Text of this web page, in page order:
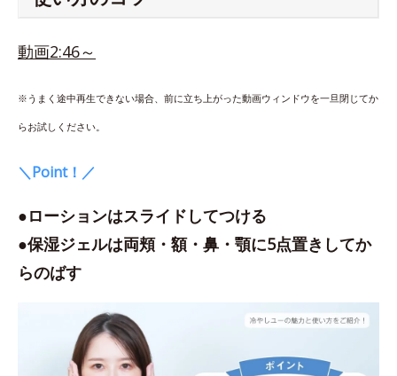
動画2:46～
※うまく途中再生できない場合、前に立ち上がった動画ウィンドウを一旦閉じてか
らお試しください。
＼Point！／
●ローションはスライドしてつける
●保湿ジェルは両頬・額・鼻・顎に5点置きしてか
らのばす